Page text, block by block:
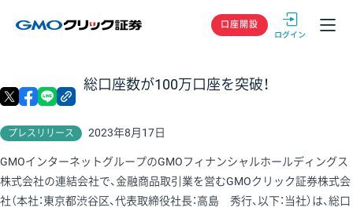
GMOクリック
口座開設
総口座数が100万口座を突破！
プレスリリース 2023年8月17日
X facebook
GMOインターネットグループのGMOフィナンシャルホールディングス
株式会社の連結会社で、金融商品取引業を営むGMOクリック証券株式会
社（本社：東京都渋谷区、代表取締役社長：高島 秀行、以下：当社）は、総口